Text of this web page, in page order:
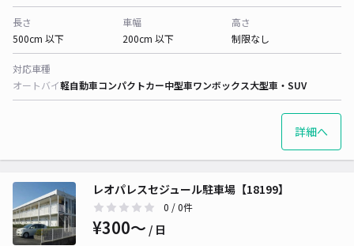
長さ
500cm 以下
車幅
200cm 以下
高さ
制限なし
対応車種
オートバイ軽自動車コンパクトカー中型車ワンボックス大型車・SUV
詳細へ
レオパレスセジュール駐車場【18199】
0 / 0件
¥300〜 / 日